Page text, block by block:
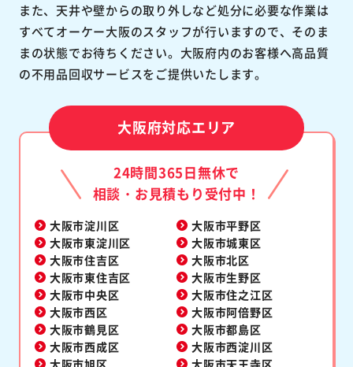
また、天井や壁からの取り外しなど処分に必要な作業は
すべてオーケー大阪のスタッフが行いますので、そのま
まの状態でお待ちください。大阪府内のお客様へ高品質
の不用品回収サービスをご提供いたします。
大阪府対応エリア
24時間365日無休で
相談・お見積もり受付中！
大阪市淀川区
大阪市平野区
大阪市東淀川区
大阪市城東区
大阪市住吉区
大阪市北区
大阪市東住吉区
大阪市生野区
大阪市中央区
大阪市住之江区
大阪市西区
大阪市阿倍野区
大阪市鶴見区
大阪市都島区
大阪市西成区
大阪市西淀川区
大阪市旭区
大阪市天王寺区